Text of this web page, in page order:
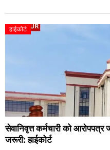
हाईकोर्ट
सेवानिवृत्त कर्मचारी को
जरूरी: हाईकोर्ट